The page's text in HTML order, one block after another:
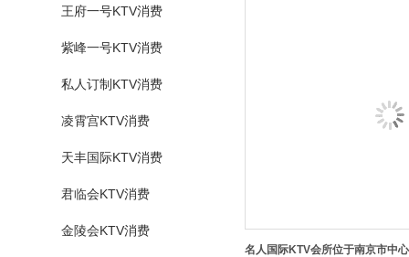
王府一号KTV消费
紫峰一号KTV消费
私人订制KTV消费
凌霄宫KTV消费
天丰国际KTV消费
君临会KTV消费
金陵会KTV消费
名人国际KTV会所位于南京市中